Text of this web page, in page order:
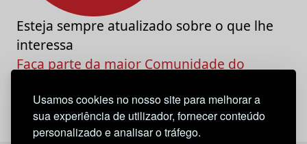
Usamos cookies no nosso site para melhorar a
sua experiência de utilizador, fornecer conteúdo
personalizado e analisar o tráfego.
Esteja sempre atualizado sobre o que lhe
interessa
Faça parte da maior Comunidade do